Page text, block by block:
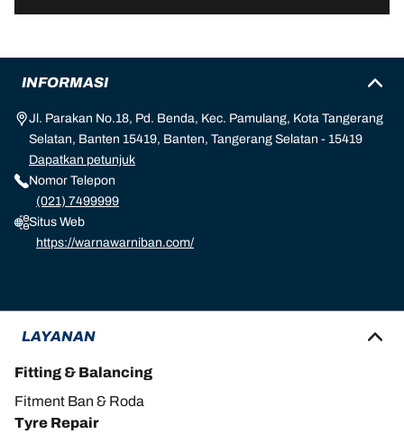
INFORMASI
Jl. Parakan No.18, Pd. Benda, Kec. Pamulang, Kota Tangerang
Selatan, Banten 15419, Banten, Tangerang Selatan - 15419
Dapatkan petunjuk
Nomor Telepon
(021) 7499999
Situs Web
https://warnawarniban.com/
LAYANAN
Fitting & Balancing
Fitment Ban & Roda
Tyre Repair